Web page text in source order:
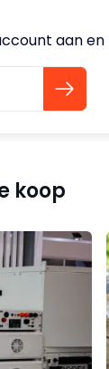
de regio
kantine,aan
koop